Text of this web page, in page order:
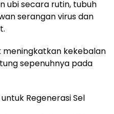
ubi secara rutin, tubuh
serangan virus dan
meningkatkan kekebalan
sepenuhnya pada
Regenerasi Sel